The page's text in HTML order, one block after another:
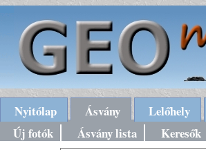
Nyitólap Ásvány Lelőhely
Új fotók
Ásvány lista Keresők